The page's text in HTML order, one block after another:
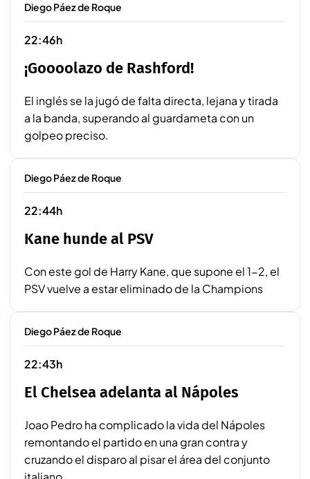
Diego Páez de Roque
22:46h
¡Goooolazo de Rashford!
El inglés se la jugó de falta directa, lejana y tirada
a la banda, superando al guardameta con un
golpeo preciso.
Diego Páez de Roque
22:44h
Kane hunde al PSV
Con este gol de Harry Kane, que supone el 1-2, el
PSV vuelve a estar eliminado de la Champions
Diego Páez de Roque
22:43h
El Chelsea adelanta al Nápoles
Joao Pedro ha complicado la vida del Nápoles
remontando el partido en una gran contra y
cruzando el disparo al pisar el área del conjunto